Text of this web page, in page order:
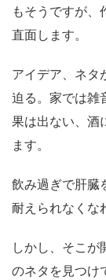
もそうですが
直面します。
アイデア、ネタ
迫る。家では雑
果は出ない、酒
ます。
飲み過ぎで肝臓
耐えられなくな
しかし、そこ
のネタを見つけ